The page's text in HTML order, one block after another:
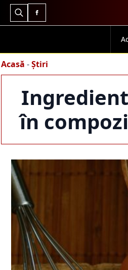
Search
Acasă -Știri
în